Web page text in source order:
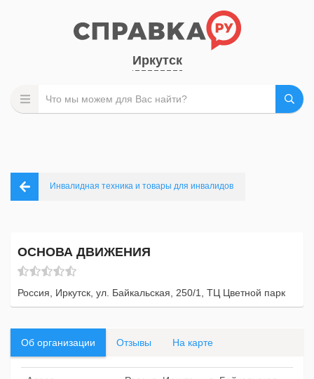
Иркутск
Инвалидная техника и товары для инвалидов
ОСНОВА ДВИЖЕНИЯ
Россия, Иркутск, ул. Байкальская, 250/1, ТЦ Цветной парк
Об организации Отзывы На карте